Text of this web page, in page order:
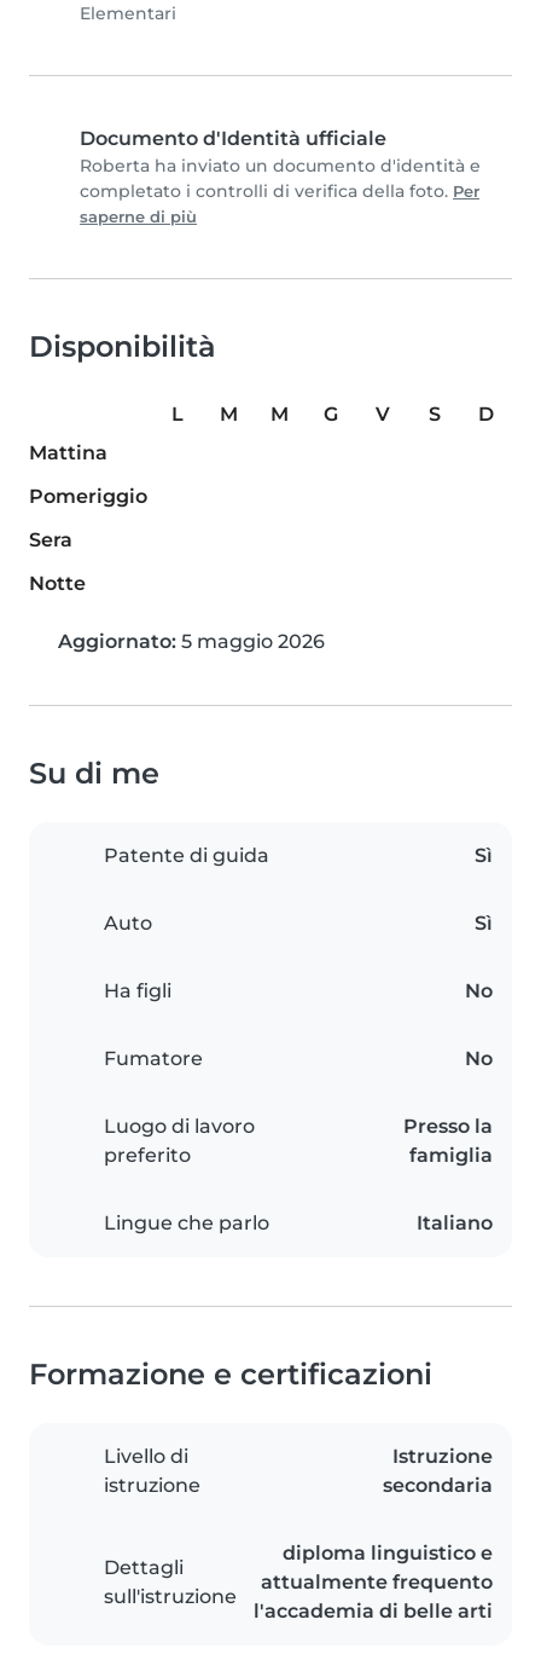
Elementari
Documento d'Identità ufficiale
Roberta ha inviato un documento d'identità e
completato i controlli di verifica della foto. Per
saperne di più
Disponibilità
L M M G V S
D
Mattina
Pomeriggio
Sera
Notte
Aggiornato: 5 maggio 2026
Su di me
Patente di guida Sì
Auto Sì
Ha figli No
Fumatore No
Luogo di lavoro
preferito
Presso la
famiglia
Lingue che parlo Italiano
Formazione e certificazioni
Livello di
istruzione
Istruzione
secondaria
Dettagli
sull'istruzione
diploma linguistico e
attualmente frequento
l'accademia di belle arti